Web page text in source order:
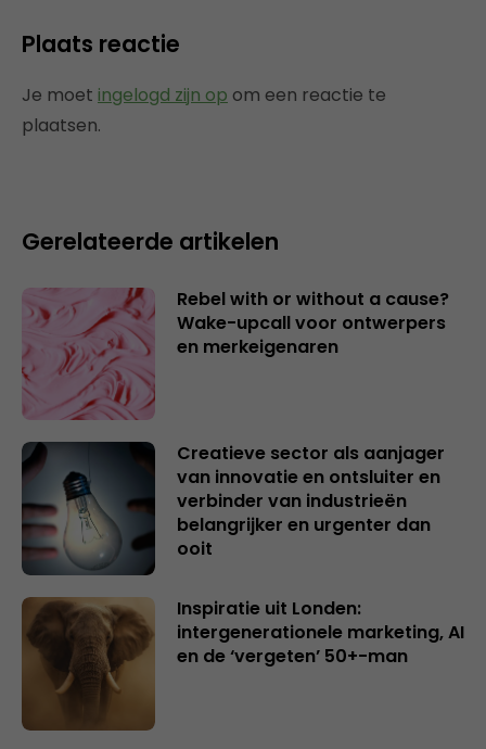
Plaats reactie
Je moet ingelogd zijn op om een reactie te
plaatsen.
Gerelateerde artikelen
Rebel with or without a cause?
Wake-upcall voor ontwerpers
en merkeigenaren
Creatieve sector als aanjager
van innovatie en ontsluiter en
verbinder van industrieën
belangrijker en urgenter dan
ooit
Inspiratie uit Londen:
intergenerationele marketing, AI
en de ‘vergeten’ 50+-man